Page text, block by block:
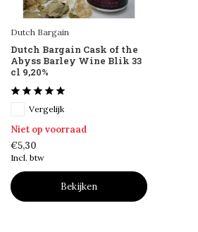
Dutch Bargain
Dutch Bargain Cask of the
Abyss Barley Wine Blik 33
cl 9,20%
Vergelijk
Niet op voorraad
€5,30
Incl. btw
Bekijken